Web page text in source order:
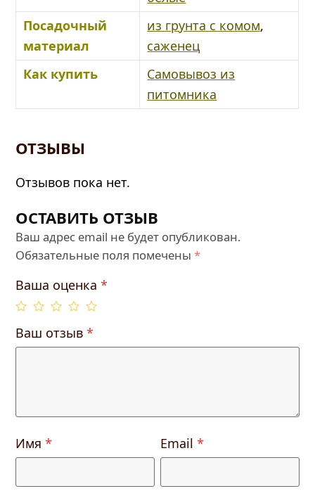
Посадочный
материал
из грунта с комом,
саженец
Как купить
Самовывоз из
питомника
ОТЗЫВЫ
Отзывов пока нет.
ОСТАВИТЬ ОТЗЫВ
Ваш адрес email не будет опубликован.
Обязательные поля помечены*
Ваша оценка*
Ваш отзыв*
Имя* Email*